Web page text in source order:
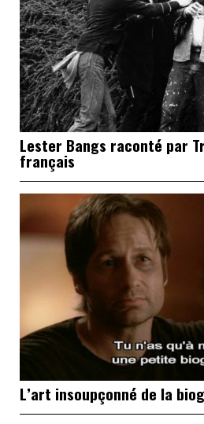
Lester Bangs raconté par
français
L’art insoupçonné de la